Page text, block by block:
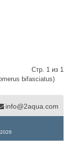
Стр. 1 из 1
bifasciatus)
info@2aqua.com